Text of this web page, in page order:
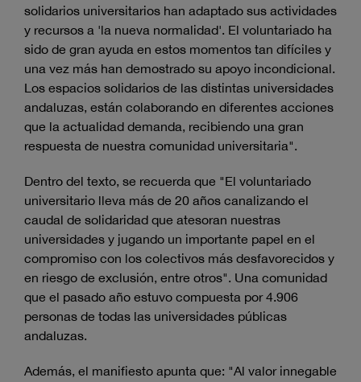
solidarios universitarios han adaptado sus actividades
y recursos a 'la nueva normalidad'. El voluntariado ha
sido de gran ayuda en estos momentos tan difíciles y
una vez más han demostrado su apoyo incondicional.
Los espacios solidarios de las distintas universidades
andaluzas, están colaborando en diferentes acciones
que la actualidad demanda, recibiendo una gran
respuesta de nuestra comunidad universitaria".
Dentro del texto, se recuerda que "El voluntariado
universitario lleva más de 20 años canalizando el
caudal de solidaridad que atesoran nuestras
universidades y jugando un importante papel en el
compromiso con los colectivos más desfavorecidos y
en riesgo de exclusión, entre otros". Una comunidad
que el pasado año estuvo compuesta por 4.906
personas de todas las universidades públicas
andaluzas.
Además, el manifiesto apunta que: "Al valor innegable